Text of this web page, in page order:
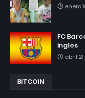
enero
FC
ingles
abril 21,
BITCOIN